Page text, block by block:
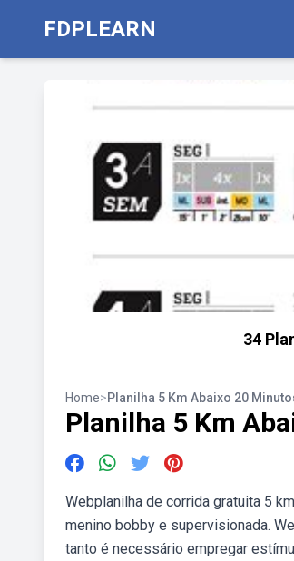
FDPLEARN
34
Home>Planilha 5 Km Abaixo 20
Planilha 5 Km
Webplanilha de corrida gratuita 5
menino bobby e supervisionada.
tanto é necessário empregar